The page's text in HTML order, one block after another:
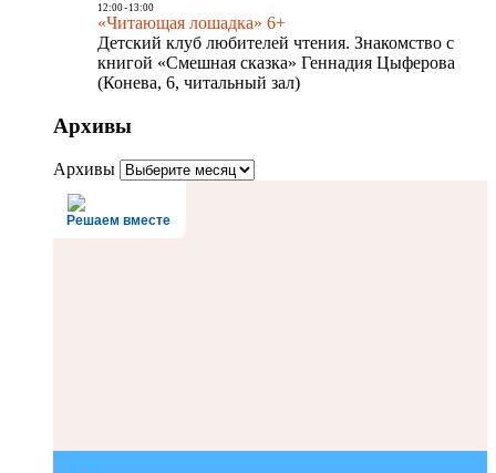
12:00- 13:00
«Читающая лошадка» 6+
Детский клуб любителей чтения. Знакомство с
книгой «Смешная сказка» Геннадия Цыферова
(Конева, 6, читальный зал)
Архивы
Архивы
Решаем вместе